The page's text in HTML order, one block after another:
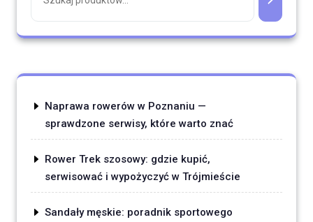
Naprawa rowerów w Poznaniu —
sprawdzone serwisy, które warto znać
Rower Trek szosowy: gdzie kupić,
serwisować i wypożyczyć w Trójmieście
Sandały męskie: poradnik sportowego